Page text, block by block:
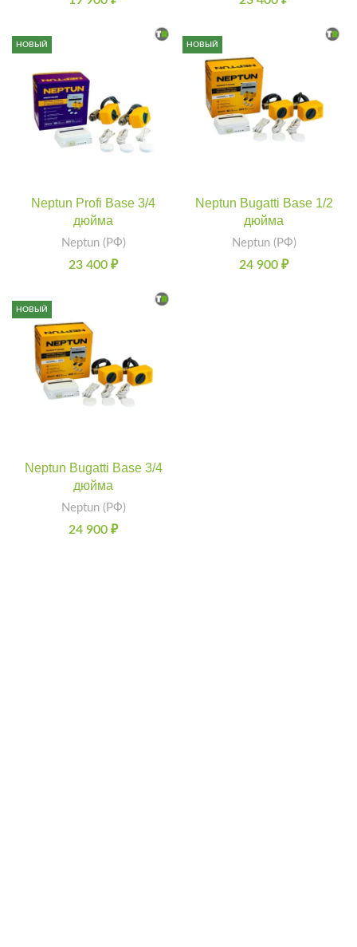
НОВЫЙ
Neptun Profi Base 3/4
дюйма
Neptun (РФ)
23 400 ₽
НОВЫЙ
Neptun Bugatti Base 1/2
дюйма
Neptun (РФ)
24 900 ₽
НОВЫЙ
Neptun Bugatti Base 3/4
дюйма
Neptun (РФ)
24 900 ₽